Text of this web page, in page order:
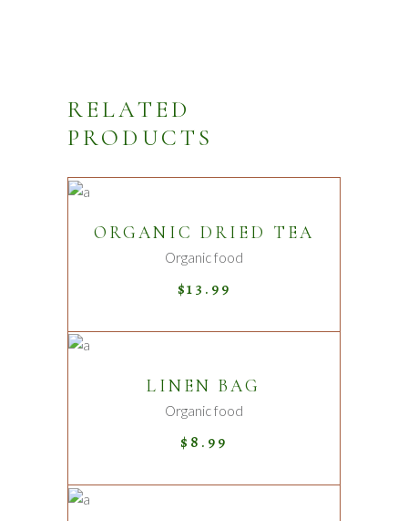
RELATED
PRODUCTS
ORGANIC DRIED TEA
Organic food
$13.99
LINEN BAG
Organic food
$ 8.99